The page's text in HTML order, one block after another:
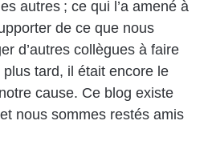
autres ; ce qui l’a amené à
de ce que nous
d’autres collègues à faire
tard, il était encore le
cause. Ce blog existe
nous sommes restés amis